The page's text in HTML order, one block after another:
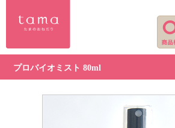
プロバイオミスト 80ml